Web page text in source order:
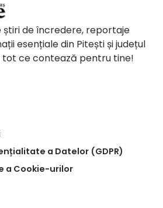
știri de încredere, reportaje
esențiale din Pitești și județul
tot ce contează pentru tine!
a Datelor (GDPR)
a Cookie-urilor